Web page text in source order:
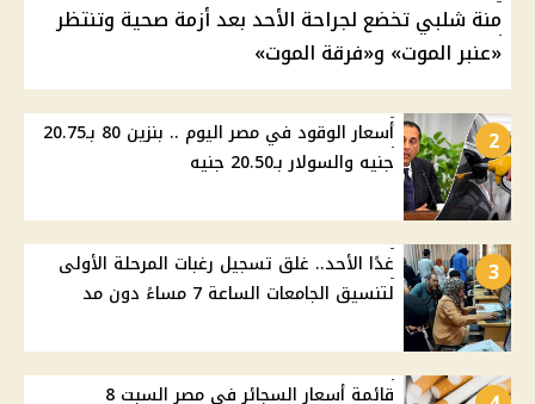
منة شلبي تخضع لجراحة الأحد بعد أزمة صحية وتنتظر
«عنبر الموت» و«فرقة الموت»
2
أسعار الوقود في مصر اليوم .. بنزين 80 بـ20.75
جنيه والسولار بـ20.50 جنيه
3
غدًا الأحد.. غلق تسجيل رغبات المرحلة الأولى
لتنسيق الجامعات الساعة 7 مساءً دون مد
قائمة أسعار السجائر في مصر السبت 8